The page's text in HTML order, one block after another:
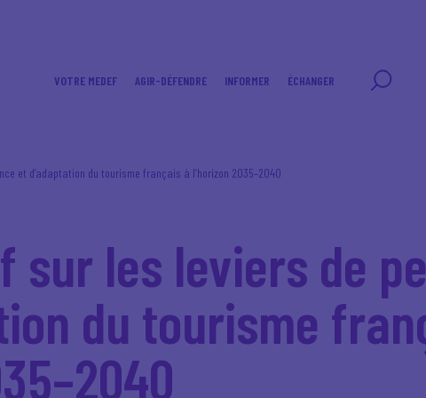
VOTRE MEDEF AGIR-DÉFENDRE INFORMER ÉCHANGER
et d’adaptation du tourisme français à l’horizon 2035–2040
sur les leviers de
du tourisme